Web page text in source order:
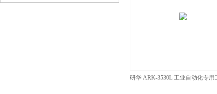
研华 ARK-3530L 工业自动化专用